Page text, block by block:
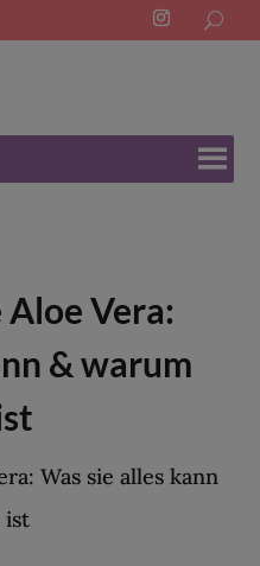
for:
Vera:
& warum